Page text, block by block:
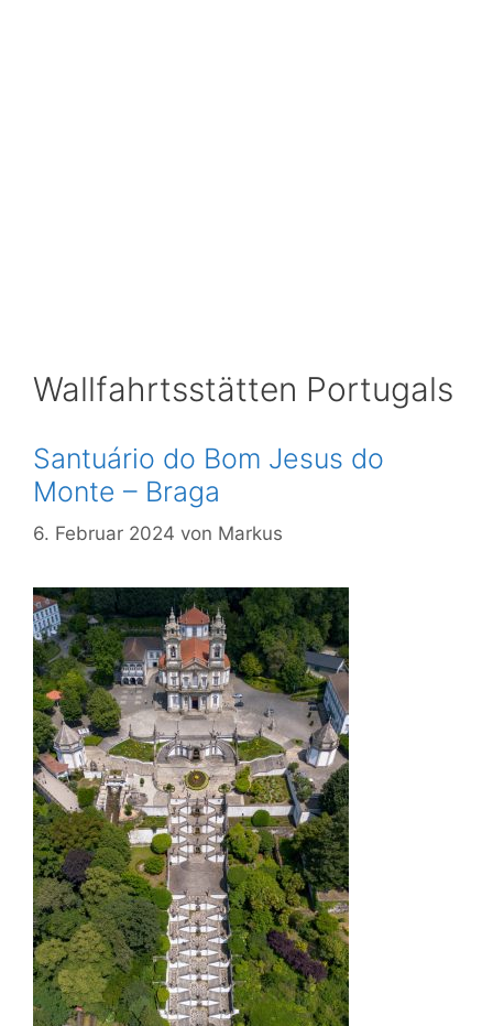
Wallfahrtsstätten Portugals
Santuário do Bom Jesus do
Monte – Braga
6. Februar 2024 von Markus